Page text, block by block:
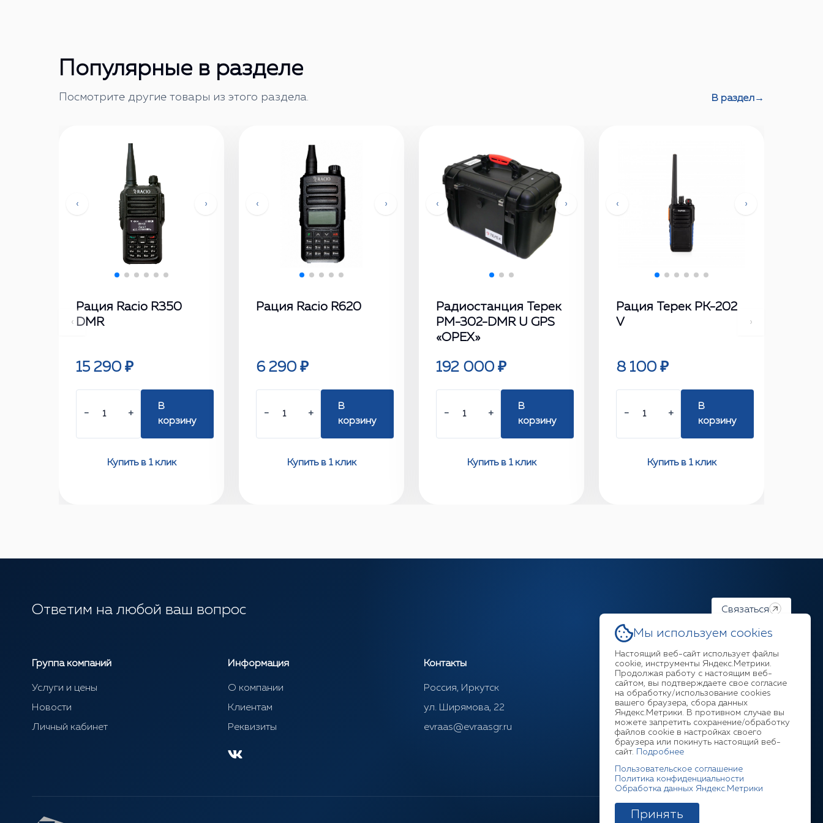
Популярные в разделе
Посмотрите другие товары из этого раздела. В раздел→
‹ ›
Рация Racio R350
DMR
15 290 ₽
− +
В
корзину
Купить в 1 клик
‹ ›
Рация Racio R620
6 290 ₽
− +
В
корзину
Купить в 1 клик
‹ ›
Радиостанция Терек
РМ-302-DMR U GPS
«ОРЕХ»
192 000 ₽
− +
В
корзину
Купить в 1 клик
‹ ›
Рация Терек РК-202
V
8 100 ₽
− +
В
корзину
Купить в 1 клик
‹ ›
Ответим на любой ваш вопрос Связаться
Группа компаний
Услуги и цены
Новости
Личный кабинет
Информация
О компании
Клиентам
Реквизиты
Контакты
Россия, Иркутск
ул. Ширямова, 22
evraas@evraasgr.ru
Ответим на любой ваш
вопрос
+7 (3952) 211-377
Мы используем cookies
Настоящий веб-сайт использует файлы
cookie, инструменты Яндекс.Метрики.
Продолжая работу с настоящим веб-
сайтом, вы подтверждаете свое согласие
на обработку/использование cookies
вашего браузера, сбора данных
Яндекс.Метрики. В противном случае вы
можете запретить сохранение/обработку
файлов cookie в настройках своего
браузера или покинуть настоящий веб-
сайт.
Подробнее
Пользовательское соглашение
Политика конфиденциальности
Обработка данных Яндекс.Метрики
Принять